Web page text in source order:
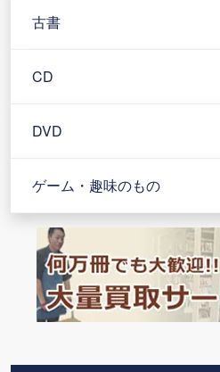
古書
CD
DVD
ゲーム・趣味のもの